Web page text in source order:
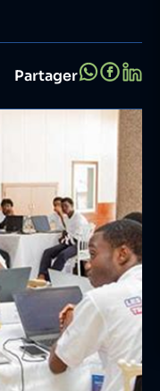
Partager